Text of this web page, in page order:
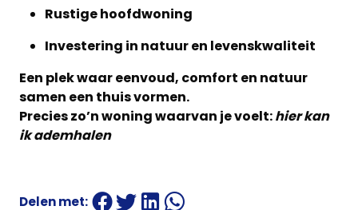
Rustige hoofdwoning
Investering in natuur en levenskwaliteit
Een plek waar eenvoud, comfort en natuur
samen een thuis vormen.
Precies zo’n woning waarvan je voelt:hier kan
ik ademhalen
Delen met: